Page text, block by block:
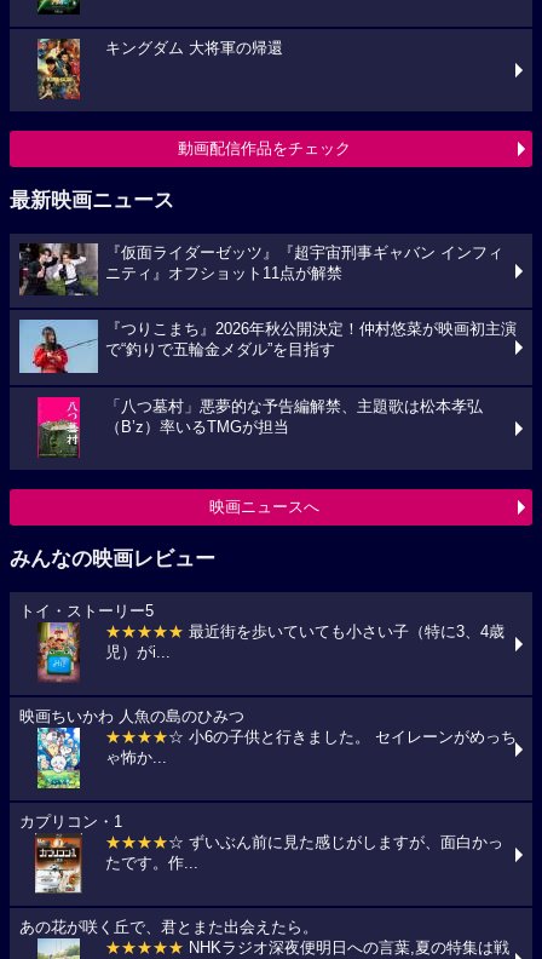
キングダム 大将軍の帰還
動画配信作品をチェック
最新映画ニュース
『仮面ライダーゼッツ』『超宇宙刑事ギャバン インフィ
ニティ』オフショット11点が解禁
『つりこまち』2026年秋公開決定！仲村悠菜が映画初主演
で“釣りで五輪金メダル”を目指す
「八つ墓村」悪夢的な予告編解禁、主題歌は松本孝弘
（B’z）率いるTMGが担当
映画ニュースへ
みんなの映画レビュー
トイ・ストーリー5
★★★★★ 最近街を歩いていても小さい子（特に3、4歳
児）がi...
映画ちいかわ 人魚の島のひみつ
★★★★☆ 小6の子供と行きました。 セイレーンがめっち
ゃ怖か...
カプリコン・1
★★★★☆ ずいぶん前に見た感じがしますが、面白かっ
たです。作...
あの花が咲く丘で、君とまた出会えたら。
★★★★★ NHKラジオ深夜便明日への言葉,夏の特集は戦